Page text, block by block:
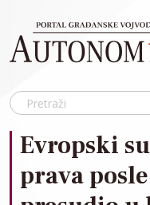
Evropski
prava